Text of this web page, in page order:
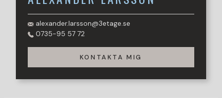
alexander.larsson@3etage.se
0735-95 57 72
KONTAKTA MIG